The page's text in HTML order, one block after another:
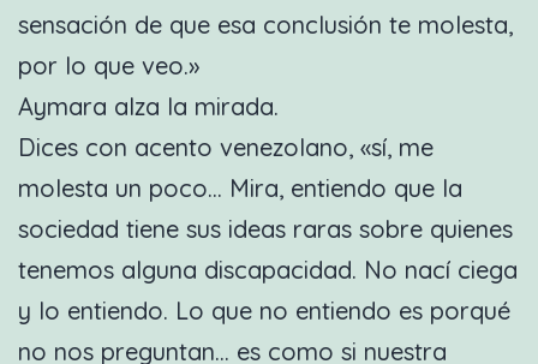
sensación de que esa conclusión te molesta,
por lo que veo.»
Aymara alza la mirada.
Dices con acento venezolano, «sí, me
molesta un poco… Mira, entiendo que la
sociedad tiene sus ideas raras sobre quienes
tenemos alguna discapacidad. No nací ciega
y lo entiendo. Lo que no entiendo es porqué
no nos preguntan… es como si nuestra